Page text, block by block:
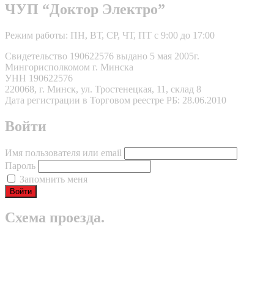
ЧУП “Доктор Электро”
Режим работы: ПН, ВТ, СР, ЧТ, ПТ с 9:00 до 17:00
Свидетельство 190622576 выдано 5 мая 2005г.
Мингорисполкомом г. Минска
УНН 190622576
220068, г. Минск, ул. Тростенецкая, 11, склад 8
Дата регистрации в Торговом реестре РБ: 28.06.2010
Войти
Имя пользователя или email
Пароль
Запомнить меня
Схема проезда.